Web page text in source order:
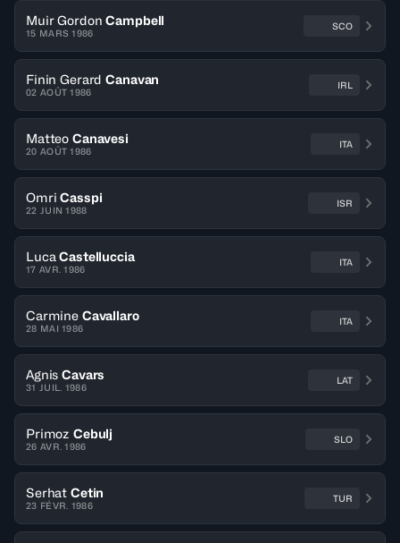
Muir Gordon Campbell
15 MARS 1986
SCO
Finin Gerard Canavan
02 AOÛT 1986
IRL
Matteo Canavesi
20 AOÛT 1986
ITA
Omri Casspi
22 JUIN 1988
ISR
Luca Castelluccia
17 AVR. 1986
ITA
Carmine Cavallaro
28 MAI 1986
ITA
Agnis Cavars
31 JUIL. 1986
LAT
Primoz Cebulj
26 AVR. 1986
SLO
Serhat Cetin
23 FÉVR. 1986
TUR